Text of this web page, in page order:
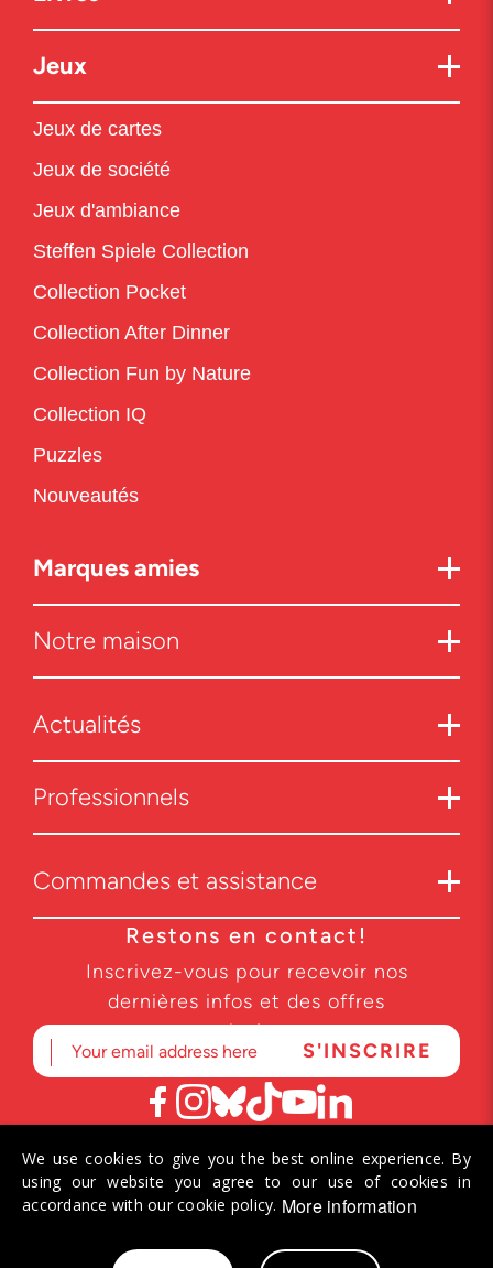
Jeux
Jeux de cartes
Jeux de société
Jeux d'ambiance
Steffen Spiele Collection
Collection Pocket
Collection After Dinner
Collection Fun by Nature
Collection IQ
Puzzles
Nouveautés
Marques amies
Notre maison
Actualités
Professionnels
Commandes et assistance
Restons en contact!
Inscrivez-vous pour recevoir nos
dernières infos et des offres
exclusives.
© 2026 Helvetiq SA. Tous droits réservés.
We use cookies to give you the best online experience. By
using our website you agree to our use of cookies in
accordance with our cookie policy. More information